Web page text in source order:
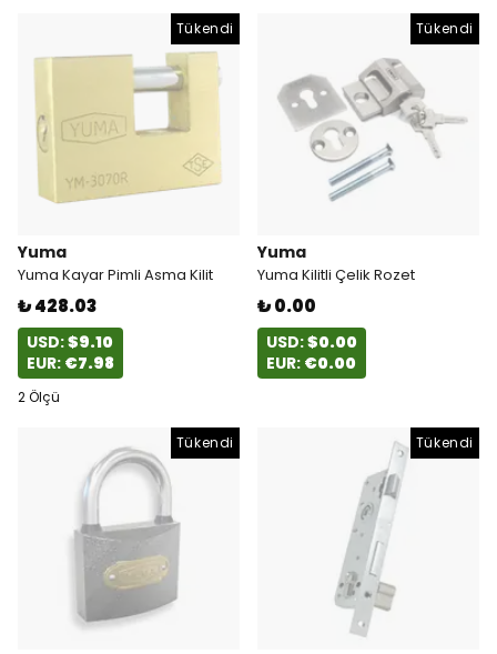
Tükendi
Yuma
Yuma Kayar Pimli Asma Kilit
₺ 428.03
USD:$9.10
EUR: €7.98
2 Ölçü
Tükendi
Yuma
Yuma Kilitli Çelik Rozet
₺ 0.00
USD:$0.00
EUR: €0.00
Tükendi Tükendi